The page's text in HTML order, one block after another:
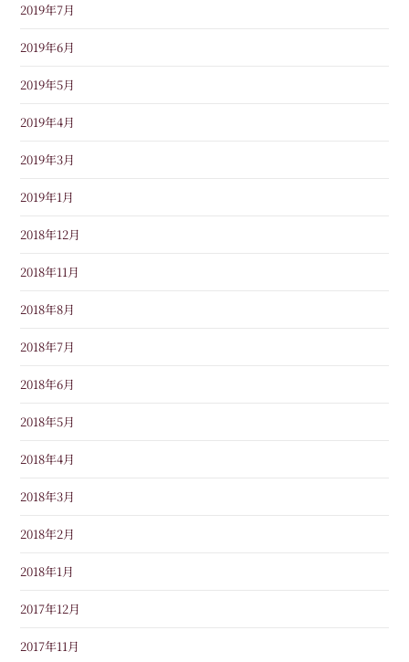
2019年7月
2019年6月
2019年5月
2019年4月
2019年3月
2019年1月
2018年12月
2018年11月
2018年8月
2018年7月
2018年6月
2018年5月
2018年4月
2018年3月
2018年2月
2018年1月
2017年12月
2017年11月